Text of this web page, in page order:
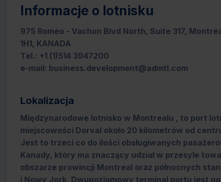
Informacje o lotnisku
975 Roméo - Vachon Blvd North, Suite 317,
1H1, KANADA
Tel.: +1 (1)514 3947200
e-mail: business.development@admtl.com
Lokalizacja
Międzynarodowe lotnisko w Montrealu , to port
miejscowości Dorval około 20 kilometrów od
Jest to trzeci co do ilości obsługiwanych
Kanady, który ma znaczący udział w przesyle
obszarze prowincji Montreal oraz północnych
i Nowy Jork. Dwupoziomowy terminal portu jest